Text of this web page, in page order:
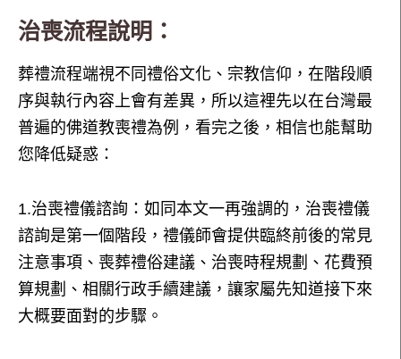
治喪流程說明：
葬禮流程端視不同禮俗文化、宗教信仰，在階段順
序與執行內容上會有差異，所以這裡先以在台灣最
普遍的佛道教喪禮為例，看完之後，相信也能幫助
您降低疑惑：
1.治喪禮儀諮詢：如同本文一再強調的，治喪禮儀
諮詢是第一個階段，禮儀師會提供臨終前後的常見
注意事項、喪葬禮俗建議、治喪時程規劃、花費預
算規劃、相關行政手續建議，讓家屬先知道接下來
大概要面對的步驟。